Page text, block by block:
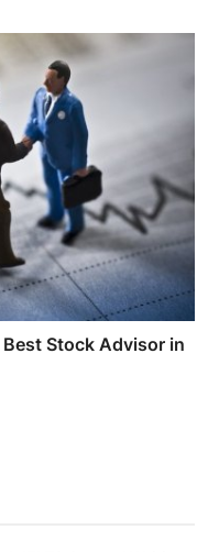
Stock Advisor in